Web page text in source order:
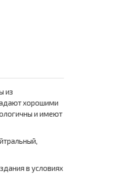
из
хорошими
и имеют
в условиях